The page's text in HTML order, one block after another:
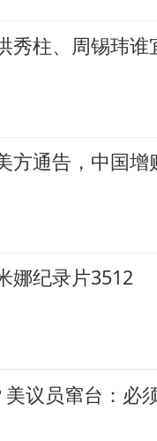
秀柱、周锡玮谁
方通告，中国增
娜纪录片3512
议员窜台：必